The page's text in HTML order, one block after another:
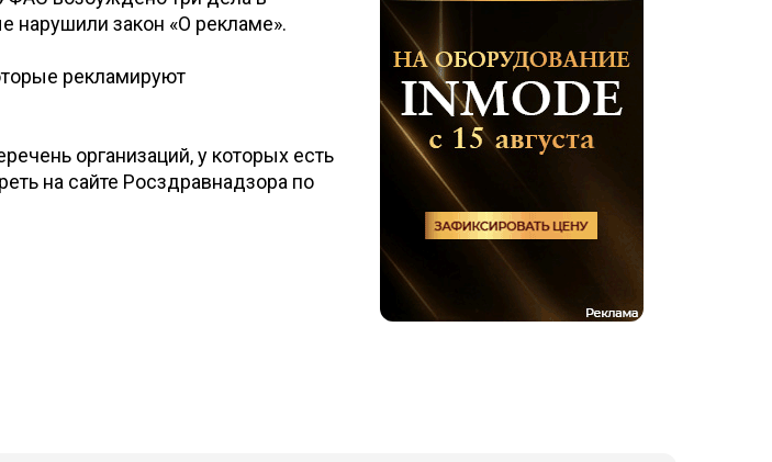
нарушили закон «О рекламе».
рекламируют
организаций, у которых есть
на сайте Росздравнадзора по